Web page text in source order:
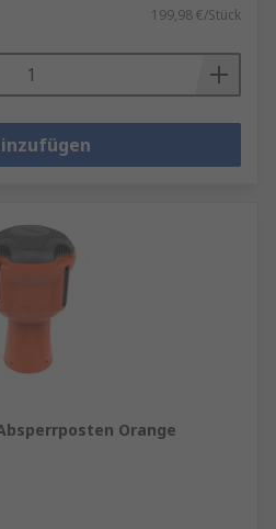
199,98 €/Stück
Orange